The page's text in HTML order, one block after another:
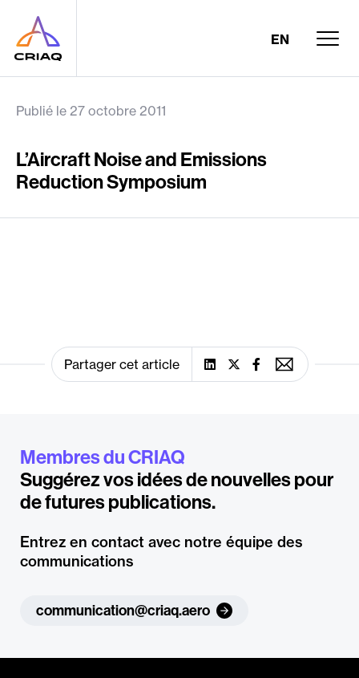
EN
Publié le 27 octobre 2011
L’Aircraft Noise and Emissions
Reduction Symposium
Partager cet article
Membres du CRIAQ
Suggérez vos idées de nouvelles pour
de futures publications.
Entrez en contact avec notre équipe des
communications
communication@criaq.aero